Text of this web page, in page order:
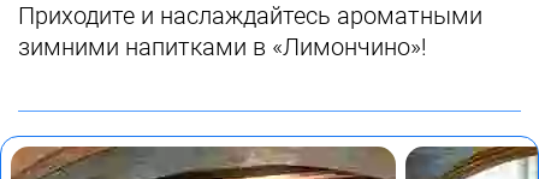
Приходите и наслаждайтесь ароматными
зимними напитками в «Лимончино»!